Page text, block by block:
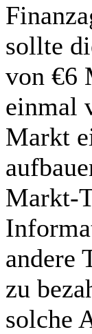
sollte
von €6
einmal
Markt
Markt-
andere
zu
solche